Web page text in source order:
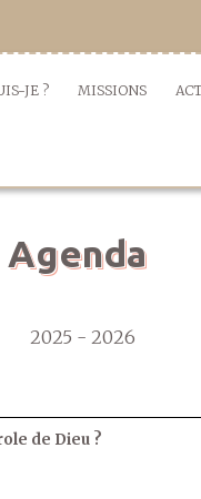
JE ? MISSIONS
Agenda
2025 - 2026
de Dieu ?